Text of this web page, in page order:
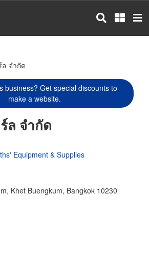
ล จำกัด
business? Get special discounts to
make a website.
ล จำกัด
Equipment & Supplies
Khet Buengkum, Bangkok 10230